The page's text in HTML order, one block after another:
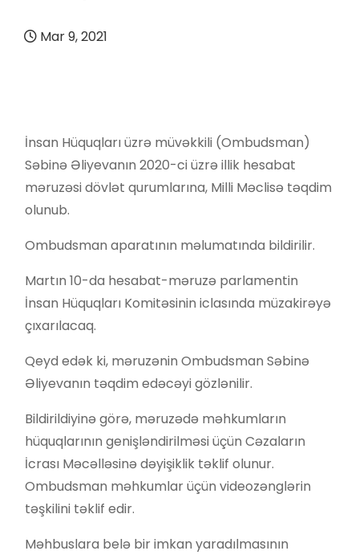
Mar 9, 2021
İnsan Hüquqları üzrə müvəkkili (Ombudsman)
Səbinə Əliyevanın 2020-ci üzrə illik hesabat
məruzəsi dövlət qurumlarına, Milli Məclisə təqdim
olunub.
Ombudsman aparatının məlumatında bildirilir.
Martın 10-da hesabat-məruzə parlamentin
İnsan Hüquqları Komitəsinin iclasında müzakirəyə
çıxarılacaq.
Qeyd edək ki, məruzənin Ombudsman Səbinə
Əliyevanın təqdim edəcəyi gözlənilir.
Bildirildiyinə görə, məruzədə məhkumların
hüquqlarının genişləndirilməsi üçün Cəzaların
İcrası Məcəlləsinə dəyişiklik təklif olunur.
Ombudsman məhkumlar üçün videozənglərin
təşkilini təklif edir.
Məhbuslara belə bir imkan yaradılmasının